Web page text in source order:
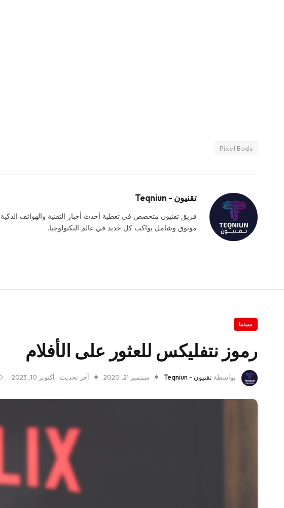
Pixel Buds
تقنيون - Teqniun
فريق تقنيون متخصص في تغطية أحدث أخبار التقنية والهواتف
موثوق وشامل يواكب كل جديد في عالم التكنولوجيا.
سينما
رموز نتفليكس للعثور على الأفلام
بواسطة تقنيون - Teqniun سبتمبر 21, 2020 آخر تحديث: أكتوبر 10, 2023